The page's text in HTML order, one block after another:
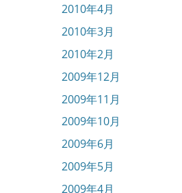
2010年4月
2010年3月
2010年2月
2009年12月
2009年11月
2009年10月
2009年6月
2009年5月
2009年4月